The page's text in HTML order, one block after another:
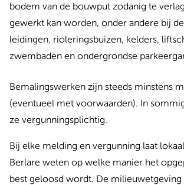
bodem van de bouwput zodanig te
gewerkt kan worden, onder andere bij
leidingen, rioleringsbuizen, kelders,
zwembaden en ondergrondse
Bemalingswerken zijn steeds minstens
(eventueel met voorwaarden). In
ze vergunningsplichtig.
Bij elke melding en vergunning laat
Berlare weten op welke manier het
best geloosd wordt. De milieuwetgeving